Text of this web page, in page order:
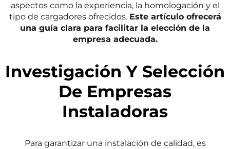
aspectos como la experiencia, la homologación y el
tipo de cargadores ofrecidos. Este artículo ofrecerá
una guía clara para facilitar la elección de la
empresa adecuada.
Investigación Y Selección
De Empresas
Instaladoras
Para garantizar una instalación de calidad, es